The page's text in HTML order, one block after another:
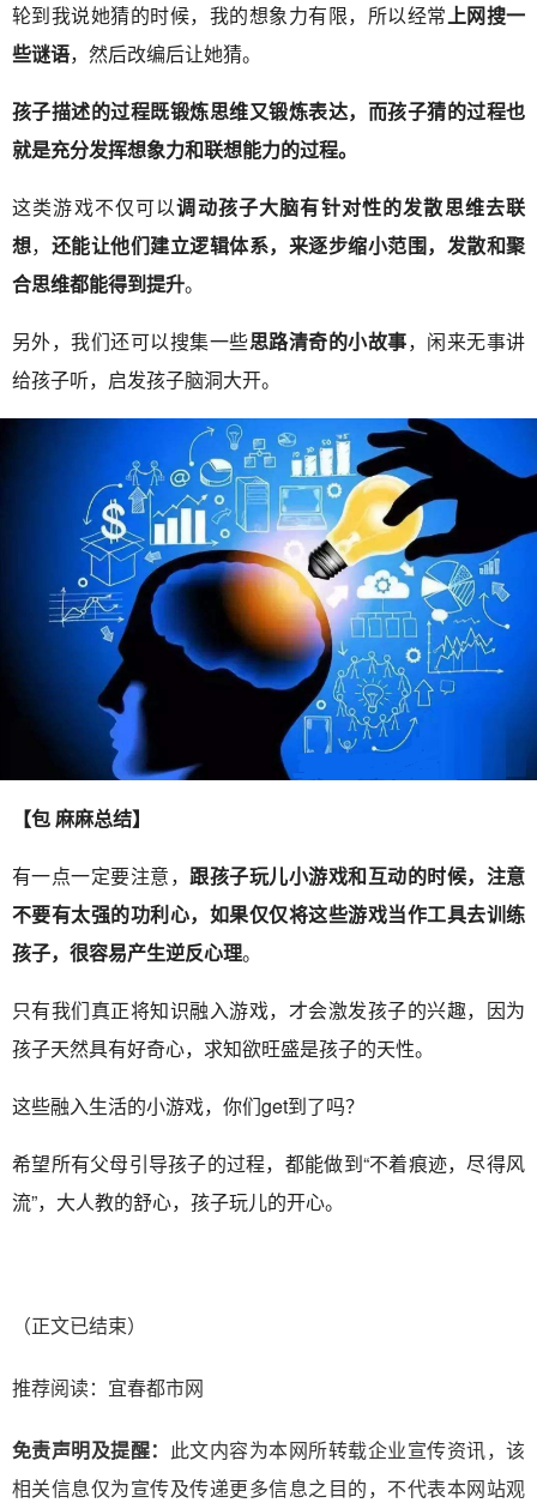
轮到我说她猜的时候，我的想象力有限，所以经常上网搜一
些谜语，然后改编后让她猜。
孩子描述的过程既锻炼思维又锻炼表达，而孩子猜的过程也
就是充分发挥想象力和联想能力的过程。
这类游戏不仅可以调动孩子大脑有针对性的发散思维去联
想， 还能让他们建立逻辑体系，来逐步缩小范围，发散和聚
合思维都能得到提升。
另外，我们还可以搜集一些思路清奇的小故事，闲来无事讲
给孩子听，启发孩子脑洞大开。
【包 麻麻总结】
有一点一定要注意，跟孩子玩儿小游戏和互动的时候，注意
不要有太强的功利心，如果仅仅将这些游戏当作工具去训练
孩子，很容易产生逆反心理。
只有我们真正将知识融入游戏，才会激发孩子的兴趣，因为
孩子天然具有好奇心，求知欲旺盛是孩子的天性。
这些融入生活的小游戏，你们get到了吗？
希望所有父母引导孩子的过程，都能做到“不着痕迹，尽得风
流”，大人教的舒心，孩子玩儿的开心。
（正文已结束）
推荐阅读： 宜春都市网
免责声明及提醒：
此文内容为本网所转载企业宣传资讯，该
相关信息仅为宣传及传递更多信息之目的，不代表本网站观